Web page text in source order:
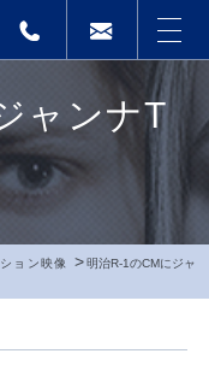
ャンナT
ョン映像 >明治R-1のCMにジャ